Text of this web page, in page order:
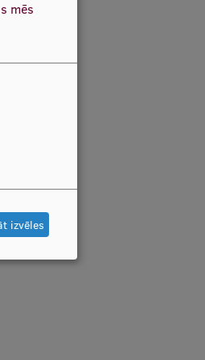
mēs
izvēles